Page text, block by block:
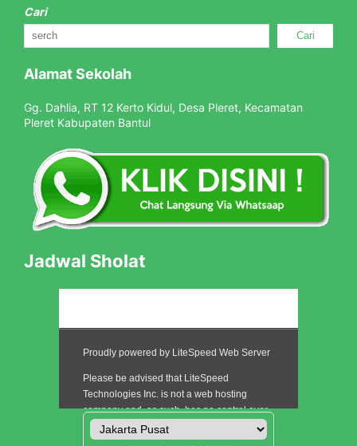
Cari
Cari
Alamat Sekolah
Gg. Dahlia, RT 12 Kerto Kidul, Desa Pleret, Kecamatan
Pleret Kabupaten Bantul
Jadwal Sholat